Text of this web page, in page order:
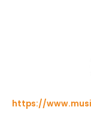
oldalról
https://